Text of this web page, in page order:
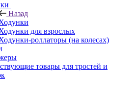
Назад
для взрослых
роллаторы (на колесах)
товары для тростей и